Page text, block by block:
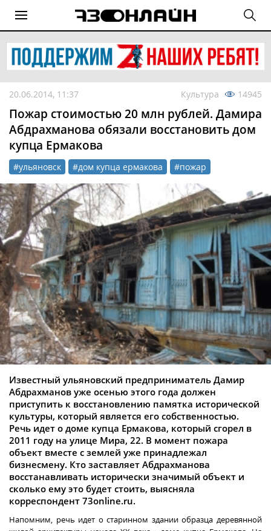
20.06.2014, 11:37 Культура 14945
Пожар стоимостью 20 млн рублей. Дамира
Абдрахманова обязали восстановить дом
купца Ермакова
#ульяновск #дом купца ермакова #пожар
Известный ульяновский предприниматель Дамир
Абдрахманов уже осенью этого года должен
приступить к восстановлению памятка исторической
культуры, который является его собственностью.
Речь идет о доме купца Ермакова, который сгорел в
2011 году на улице Мира, 22. В момент пожара
объект вместе с землей уже принадлежал
бизнесмену. Кто заставляет Абдрахманова
восстанавливать исторически значимый объект и
сколько ему это будет стоить, выясняла
корреспондент 73online.ru.
Напомним, речь идет о старинном здании образца деревянной